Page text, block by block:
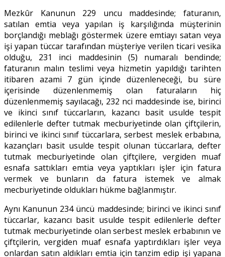
Mezkûr Kanunun 229 uncu maddesinde; faturanın,
satılan emtia veya yapılan iş karşılığında müşterinin
borçlandığı meblağı göstermek üzere emtiayı satan veya
işi yapan tüccar tarafından müşteriye verilen ticari vesika
olduğu, 231 inci maddesinin (5) numaralı bendinde;
faturanın malın teslimi veya hizmetin yapıldığı tarihten
itibaren azami 7 gün içinde düzenleneceği, bu süre
içerisinde düzenlenmemiş olan faturaların hiç
düzenlenmemiş sayılacağı, 232 nci maddesinde ise, birinci
ve ikinci sınıf tüccarların, kazancı basit usulde tespit
edilenlerle defter tutmak mecburiyetinde olan çiftçilerin,
birinci ve ikinci sınıf tüccarlara, serbest meslek erbabına,
kazançları basit usulde tespit olunan tüccarlara, defter
tutmak mecburiyetinde olan çiftçilere, vergiden muaf
esnafa sattıkları emtia veya yaptıkları işler için fatura
vermek ve bunların da fatura istemek ve almak
mecburiyetinde oldukları hükme bağlanmıştır.
Aynı Kanunun 234 üncü maddesinde; birinci ve ikinci sınıf
tüccarlar, kazancı basit usulde tespit edilenlerle defter
tutmak mecburiyetinde olan serbest meslek erbabının ve
çiftçilerin, vergiden muaf esnafa yaptırdıkları işler veya
onlardan satın aldıkları emtia için tanzim edip işi yapana